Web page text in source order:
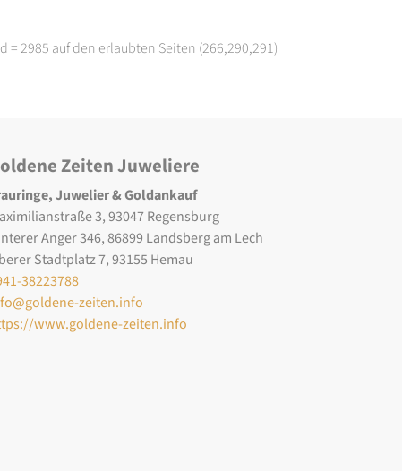
2985 auf den erlaubten Seiten (266,290,291)
Zeiten Juweliere
Juwelier & Goldankauf
3, 93047 Regensburg
Anger 346, 86899 Landsberg am Lech
Stadtplatz 7, 93155 Hemau
38223788
zeiten.info
www.goldene-zeiten.info